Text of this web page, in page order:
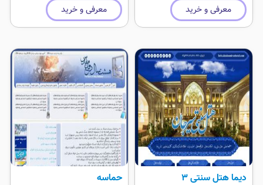
قالب به سایت شما جلای خاصی می دهد.
معرفی و خرید معرفی و خرید
دیما هتل سنتی 3 حماسه